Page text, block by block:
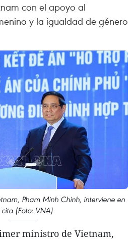
con el apoyo al
y la igualdad de género
Pham Minh Chinh, interviene en
(Foto: VNA)
ministro de Vietnam,